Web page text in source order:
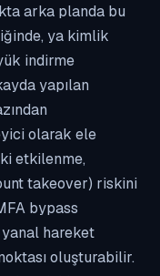
arka planda bu
ya kimlik
indirme
yapılan
olarak ele
etkilenme,
takeover) riskini
bypass
hareket
oluşturabilir.